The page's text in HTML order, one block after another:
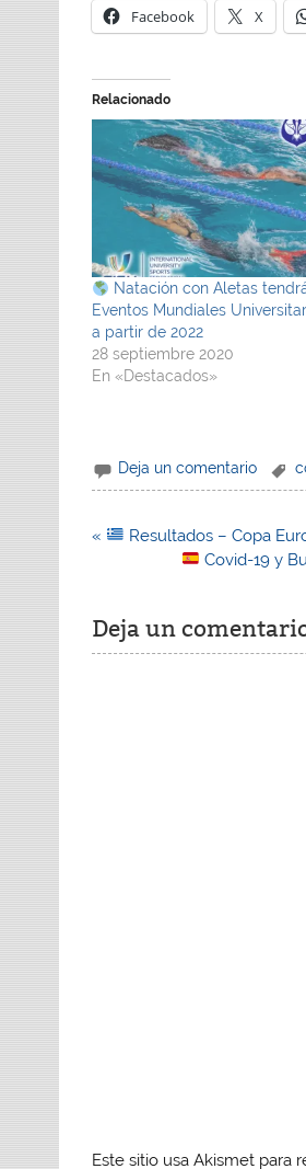
Facebook X
Relacionado
Natación con Aletas
Eventos Mundiales
a partir de 2022
28 septiembre 2020
En «Destacados»
Deja un comentario
Navegación
«
Resultados – Copa
Covid-19 y
Deja un
Este sitio usa Akismet para